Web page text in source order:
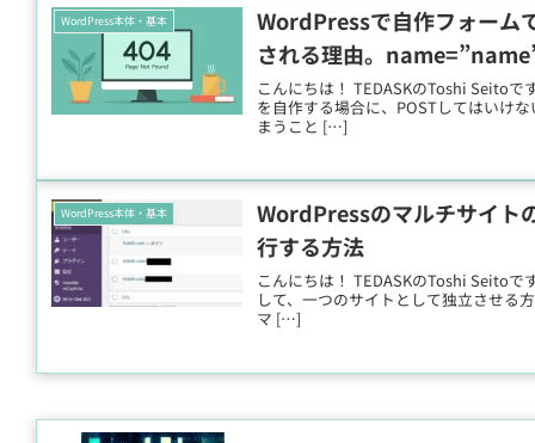
WordPress本体・基本
WordPressで自作フォー
される理由。
こんにちは！ TEDASKのToshi Seito
を自作する場合に、POSTしてはいけ
まうこと […]
WordPress本体・基本
WordPressのマルチサイト
行する方法
こんにちは！ TEDASKのToshi Seito
して、一つのサイトとして独立させる
マ […]